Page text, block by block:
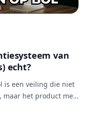
van
echt?
is een veiling die niet
maar het product met